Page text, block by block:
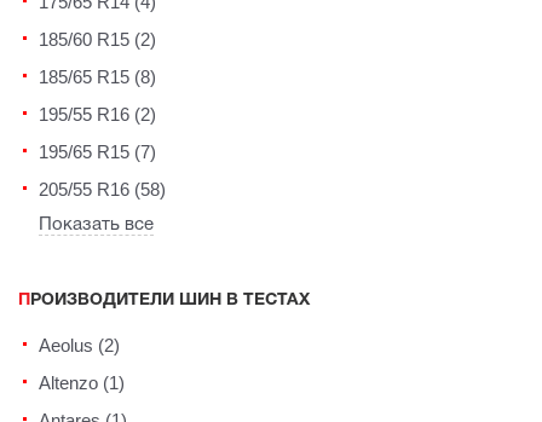
185/60 R15 (2)
185/65 R15 (8)
195/55 R16 (2)
195/65 R15 (7)
205/55 R16 (58)
Показать все
ПРОИЗВОДИТЕЛИ ШИН В ТЕСТАХ
Aeolus (2)
Altenzo (1)